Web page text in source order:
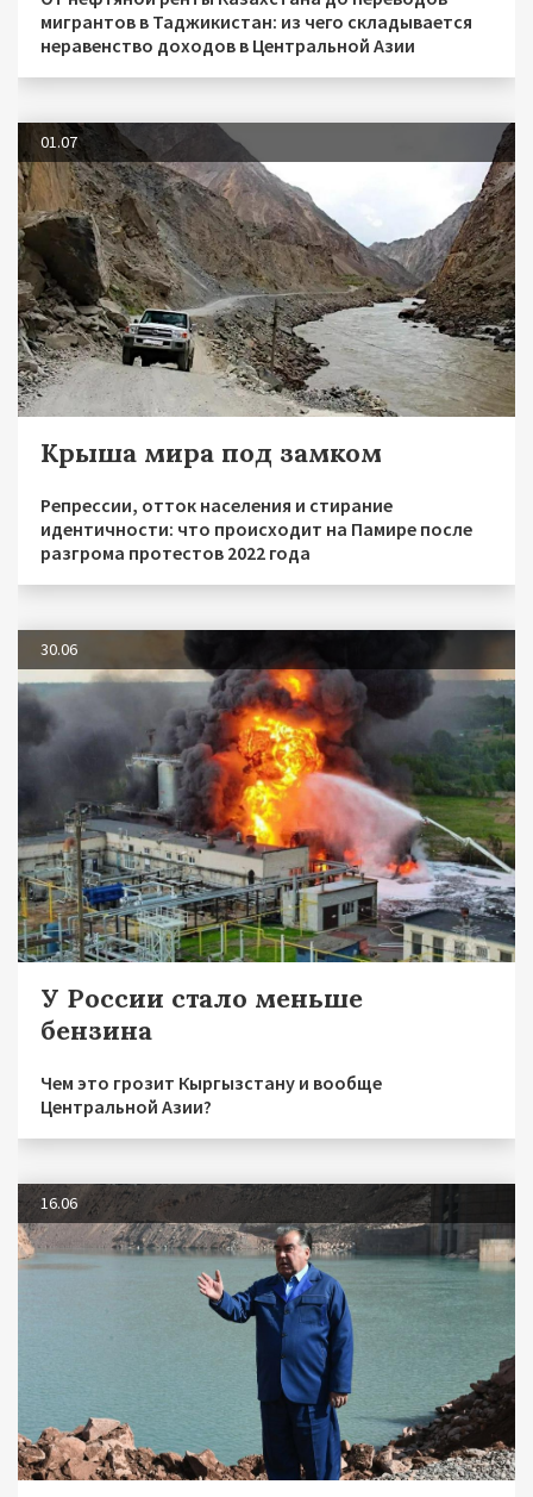
мигрантов в Таджикистан: из чего складывается
неравенство доходов в Центральной Азии
01.07
Крыша мира под замком
Репрессии, отток населения и стирание
идентичности: что происходит на Памире после
разгрома протестов 2022 года
30.06
У России стало меньше
бензина
Чем это грозит Кыргызстану и вообще
Центральной Азии?
16.06